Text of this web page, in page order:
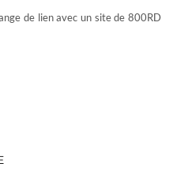
de lien avec un site de 800RD